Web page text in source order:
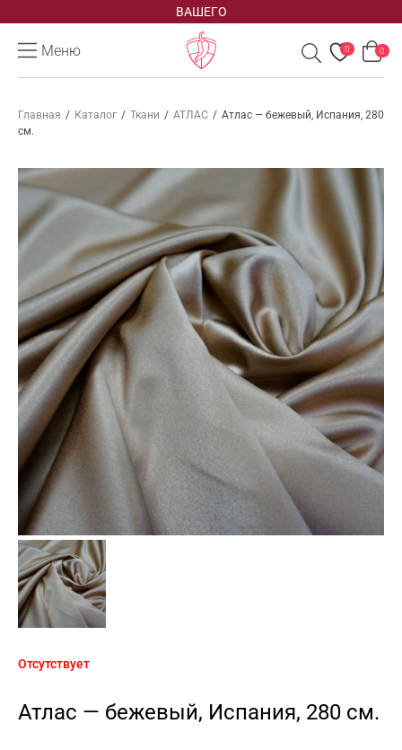
ВАШЕГО
Меню 0 0
Главная / Каталог / Ткани / АТЛАС / Атлас — бежевый, Испания, 280
см.
Отсутствует
Атлас — бежевый, Испания, 280 см.